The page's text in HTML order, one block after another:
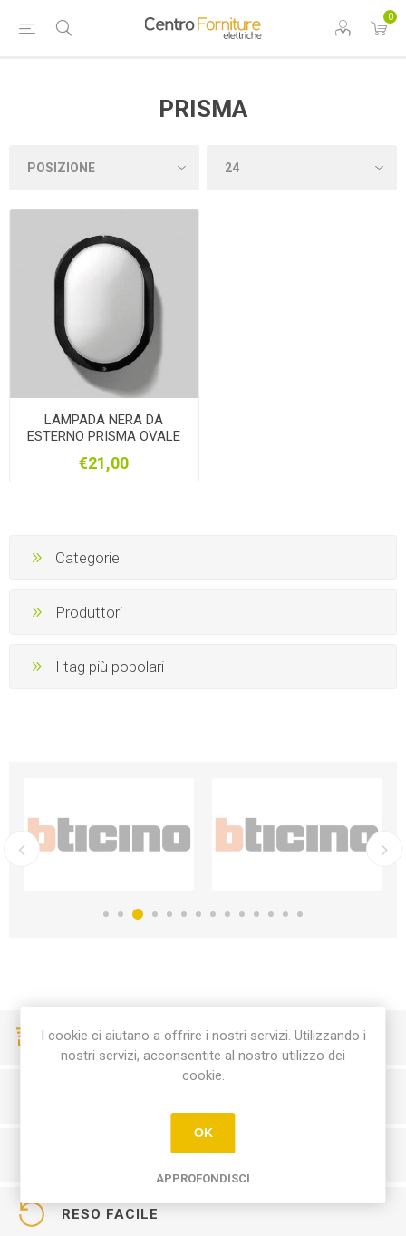
0
PRISMA
LAMPADA NERA DA
ESTERNO PRISMA OVALE
€21,00
Categorie
Produttori
I tag più popolari
CONSEGNE VELOCI
SERVIZIO CLIENTI
RESO FACILE
I cookie ci aiutano a offrire i nostri servizi. Utilizzando i
nostri servizi, acconsentite al nostro utilizzo dei
cookie.
OK
APPROFONDISCI